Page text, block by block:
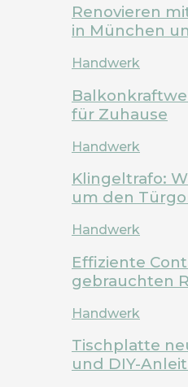
Renovieren
in München
Handwerk
für Zuhause
Handwerk
Klingeltrafo:
um den
Handwerk
Effiziente
gebrauchten
Handwerk
Tischplatte
und DIY-